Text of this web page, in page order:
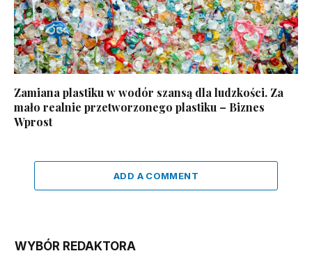
Zamiana plastiku w wodór szansą dla ludzkości. Za
mało realnie przetworzonego plastiku – Biznes
Wprost
ADD A COMMENT
WYBÓR REDAKTORA